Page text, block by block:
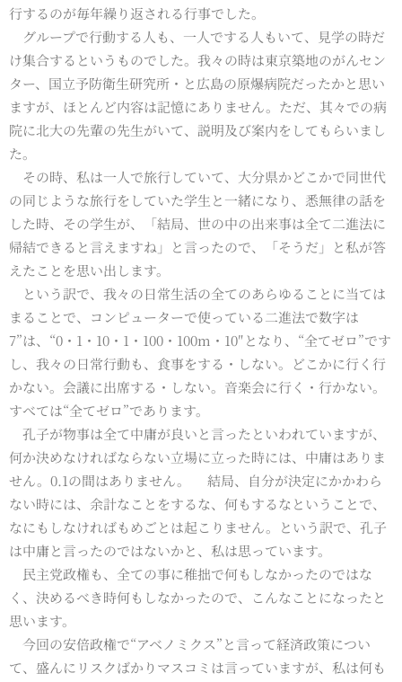
行するのが毎年繰り返される行事でした。
グループで行動する人も、一人でする人もいて、見学の時だ
け集合するというものでした。我々の時は東京築地のがんセン
ター、国立予防衛生研究所・と広島の原爆病院だったかと思い
ますが、ほとんど内容は記憶にありません。ただ、其々での病
院に北大の先輩の先生がいて、説明及び案内をしてもらいまし
た。
その時、私は一人で旅行していて、大分県かどこかで同世代
の同じような旅行をしていた学生と一緒になり、悉無律の話を
した時、その学生が、「結局、世の中の出来事は全て二進法に
帰結できると言えますね」と言ったので、「そうだ」と私が答
えたことを思い出します。
という訳で、我々の日常生活の全てのあらゆることに当ては
まることで、コンピューターで使っている二進法で数字は
7”は、“0・1・10・1・100・100m・10″となり、“全てゼロ”です
し、我々の日常行動も、食事をする・しない。どこかに行く行
かない。会議に出席する・しない。音楽会に行く・行かない。
すべては“全てゼロ”であります。
孔子が物事は全て中庸が良いと言ったといわれていますが、
何か決めなければならない立場に立った時には、中庸はありま
せん。0.1の間はありません。 結局、自分が決定にかかわら
ない時には、余計なことをするな、何もするなということで、
なにもしなければもめごとは起こりません。という訳で、孔子
は中庸と言ったのではないかと、私は思っています。
民主党政権も、全ての事に稚拙で何もしなかったのではな
く、決めるべき時何もしなかったので、こんなことになったと
思います。
今回の安倍政権で“アベノミクス”と言って経済政策につい
て、盛んにリスクばかりマスコミは言っていますが、私は何も